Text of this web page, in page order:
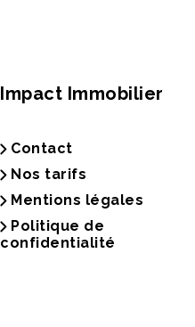
Impact Immobilier
Contact
Nos tarifs
Mentions légales
Politique de
confidentialité